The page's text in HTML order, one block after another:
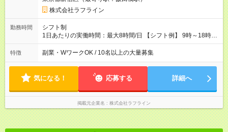
株式会社ラフライン
勤務時間
シフト制
1日あたりの実働時間：最大8時間/日 【シフト例】 9時～18時
10時～19時 11時～20時 休憩1時間以上！
特徴 副業・WワークOK / 10名以上の大量募集
気になる！ 応募する 詳細へ
掲載元企業名 株式会社ラフライン